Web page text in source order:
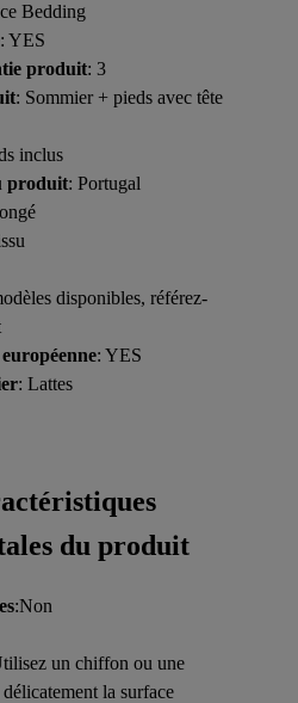
Bedding
: YES
produit: 3
: Sommier + pieds avec tête
inclus
produit: Portugal
disponibles, référez-
: YES
: Lattes
du produit
:Non
un chiffon ou une
la surface